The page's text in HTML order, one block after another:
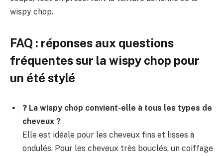
wispy chop.
FAQ : réponses aux questions
fréquentes sur la wispy chop pour
un été stylé
❓ La wispy chop convient-elle à tous les types de
cheveux ?
Elle est idéale pour les cheveux fins et lisses à
ondulés. Pour les cheveux très bouclés, un coiffage